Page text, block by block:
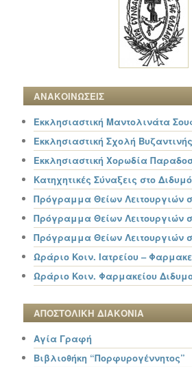
ΑΝΑΚΟΙΝΩΣΕΙΣ
Εκκλησιαστική Μαντολινάτα
Εκκλησιαστική Σχολή
Εκκλησιαστική Χορωδία
Κατηχητικές Σύναξεις στο
Πρόγραμμα Θείων Λειτουργιών
Πρόγραμμα Θείων Λειτουργιών
Πρόγραμμα Θείων Λειτουργιών
Ωράριο Κοιν. Ιατρείου –
Ωράριο Κοιν. Φαρμακείου
ΑΠΟΣΤΟΛΙΚΗ ΔΙΑΚΟΝΙΑ
Αγία Γραφή
Βιβλιοθήκη “Πορφυρογέννητος”